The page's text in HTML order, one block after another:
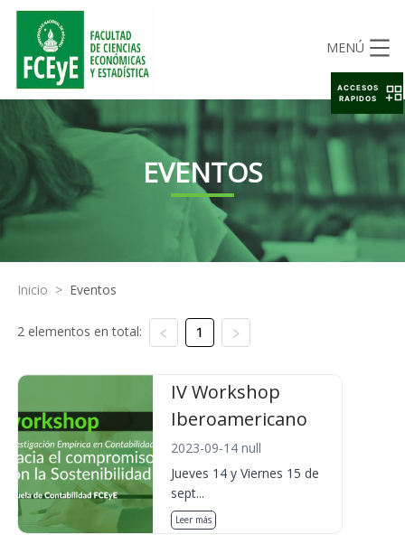
MENÚ
EVENTOS
Inicio > Eventos
2 elementos en total: 1
IV Workshop
Iberoamericano
2023-09-14 null
Jueves 14 y Viernes 15 de
sept...
Leer más
ACCESOS
RAPIDOS